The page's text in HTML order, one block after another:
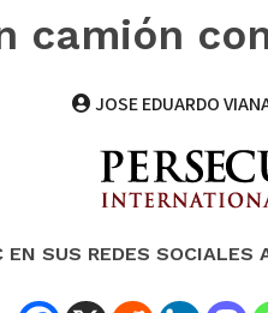
camión
JOSE EDUARDO
EN SUS REDES SOCIALES